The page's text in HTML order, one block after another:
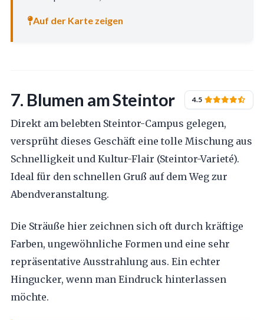
Auf der Karte zeigen
7. Blumen am Steintor 4.5
Direkt am belebten Steintor-Campus gelegen,
versprüht dieses Geschäft eine tolle Mischung aus
Schnelligkeit und Kultur-Flair (Steintor-Varieté).
Ideal für den schnellen Gruß auf dem Weg zur
Abendveranstaltung.
Die Sträuße hier zeichnen sich oft durch kräftige
Farben, ungewöhnliche Formen und eine sehr
repräsentative Ausstrahlung aus. Ein echter
Hingucker, wenn man Eindruck hinterlassen
möchte.